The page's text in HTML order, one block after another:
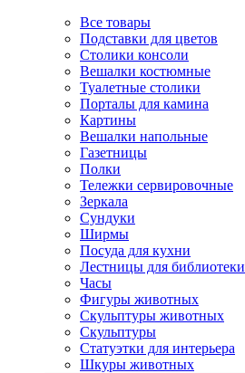
Все товары
Подставки для цветов
Столики консоли
Вешалки костюмные
Туалетные столики
Порталы для камина
Картины
Вешалки напольные
Газетницы
Полки
Тележки сервировочные
Зеркала
Сундуки
Ширмы
Посуда для кухни
Лестницы для библиотеки
Часы
Фигуры животных
Скульптуры животных
Скульптуры
Статуэтки для интерьера
Шкуры животных